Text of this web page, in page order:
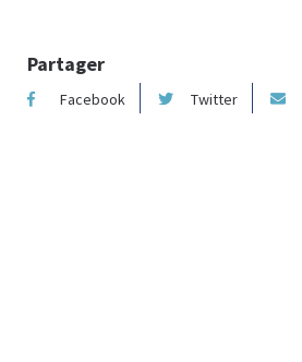
Partager
Facebook Twitter